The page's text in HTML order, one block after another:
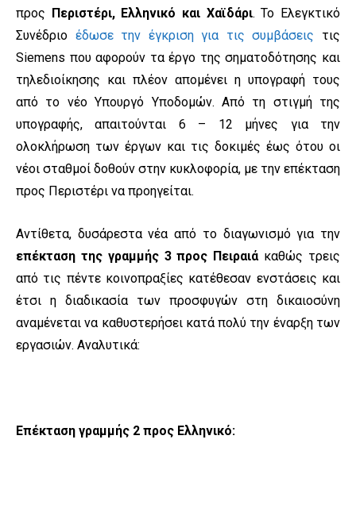
προς
Περιστέρι, Ελληνικό και Χαϊδάρι. Το Ελεγκτικό
Συνέδριο έδωσε την έγκριση για τις συμβάσεις τις
Siemens που αφορούν τα έργο της σηματοδότησης και
τηλεδιοίκησης και πλέον απομένει η υπογραφή τους
από το νέο Υπουργό Υποδομών. Από τη στιγμή της
υπογραφής, απαιτούνται 6 – 12 μήνες για την
ολοκλήρωση των έργων και τις δοκιμές έως ότου οι
νέοι σταθμοί δοθούν στην κυκλοφορία, με την επέκταση
προς Περιστέρι να προηγείται.
Αντίθετα, δυσάρεστα νέα από το διαγωνισμό για την
επέκταση της γραμμής 3 προς Πειραιάκαθώς τρεις
από τις πέντε κοινοπραξίες κατέθεσαν ενστάσεις και
έτσι η διαδικασία των προσφυγών στη δικαιοσύνη
αναμένεται να καθυστερήσει κατά πολύ την έναρξη των
εργασιών. Αναλυτικά:
Επέκταση γραμμής 2 προς Ελληνικό: